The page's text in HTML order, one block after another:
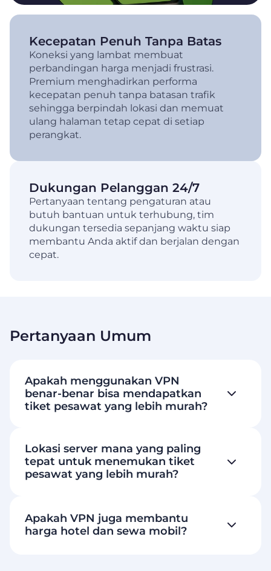
Kecepatan Penuh Tanpa Batas
Koneksi yang lambat membuat
perbandingan harga menjadi frustrasi.
Premium menghadirkan performa
kecepatan penuh tanpa batasan trafik
sehingga berpindah lokasi dan memuat
ulang halaman tetap cepat di setiap
perangkat.
Dukungan Pelanggan 24/7
Pertanyaan tentang pengaturan atau
butuh bantuan untuk terhubung, tim
dukungan tersedia sepanjang waktu siap
membantu Anda aktif dan berjalan dengan
cepat.
Pertanyaan Umum
Apakah menggunakan VPN
benar-benar bisa mendapatkan
tiket pesawat yang lebih murah?
Lokasi server mana yang paling
tepat untuk menemukan tiket
pesawat yang lebih murah?
Apakah VPN juga membantu
harga hotel dan sewa mobil?